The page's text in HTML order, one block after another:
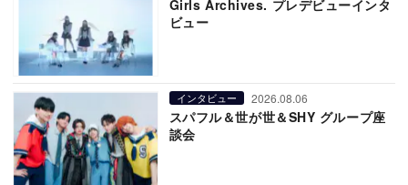
Girls Archives. プレデビューインタ
ビュー
インタビュー 2026.08.06
スパフル＆世が世＆SHY グループ座
談会